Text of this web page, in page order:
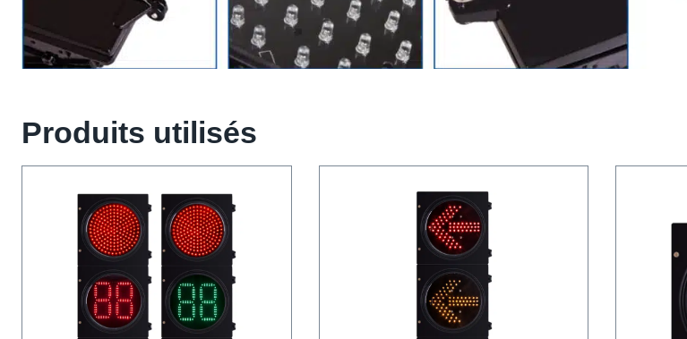
Produits utilisés